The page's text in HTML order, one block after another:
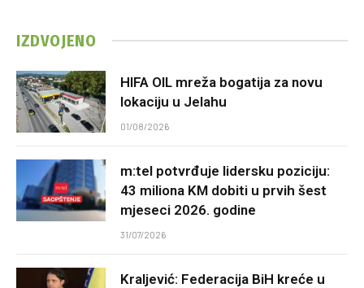
IZDVOJENO
HIFA OIL mreža bogatija za novu
lokaciju u Jelahu
01/08/2026
m:tel potvrđuje lidersku poziciju:
43 miliona KM dobiti u prvih šest
mjeseci 2026. godine
31/07/2026
Kraljević: Federacija BiH kreće u